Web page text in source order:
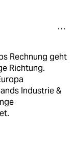
Rechnung geht
Richtung.
Industrie &